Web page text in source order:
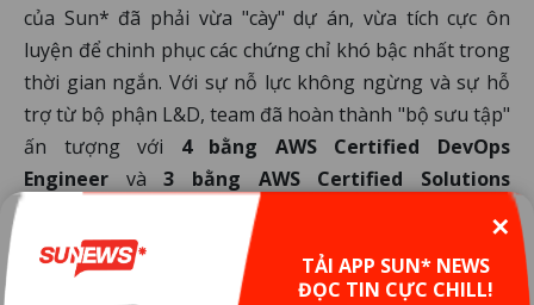
của Sun* đã phải vừa "cày" dự án, vừa tích cực ôn
luyện để chinh phục các chứng chỉ khó bậc nhất trong
thời gian ngắn. Với sự nỗ lực không ngừng và sự hỗ
trợ từ bộ phận L&D, team đã hoàn thành "bộ sưu tập"
ấn tượng với 4 bằng AWS Certified DevOps
Engineer và 3 bằng AWS Certified Solutions
Sự đồng thuận và quyết tâm này không chỉ diễn ra tại
Việt Nam mà còn lan tỏa mạnh mẽ sang các đồng
✕
TẢI APP SUN* NEWS
ĐỌC TIN CỰC CHILL!